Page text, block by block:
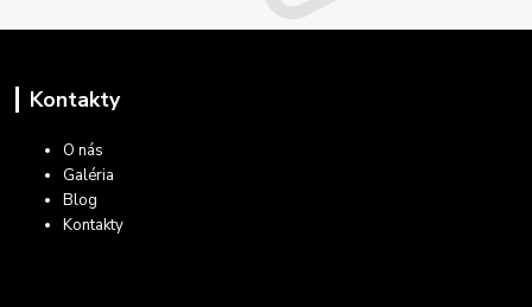
Kontakty
O nás
Galéria
Blog
Kontakty